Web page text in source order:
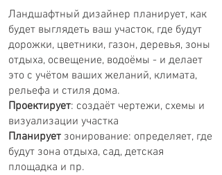
Ландшафтный дизайнер планирует, как
будет выглядеть ваш участок, где будут
дорожки, цветники, газон, деревья, зоны
отдыха, освещение, водоёмы - и делает
это с учётом ваших желаний, климата,
рельефа и стиля дома.
Проектирует: создаёт чертежи, схемы и
визуализации участка
Планирует зонирование: определяет, где
будут зона отдыха, сад, детская
площадка и пр.